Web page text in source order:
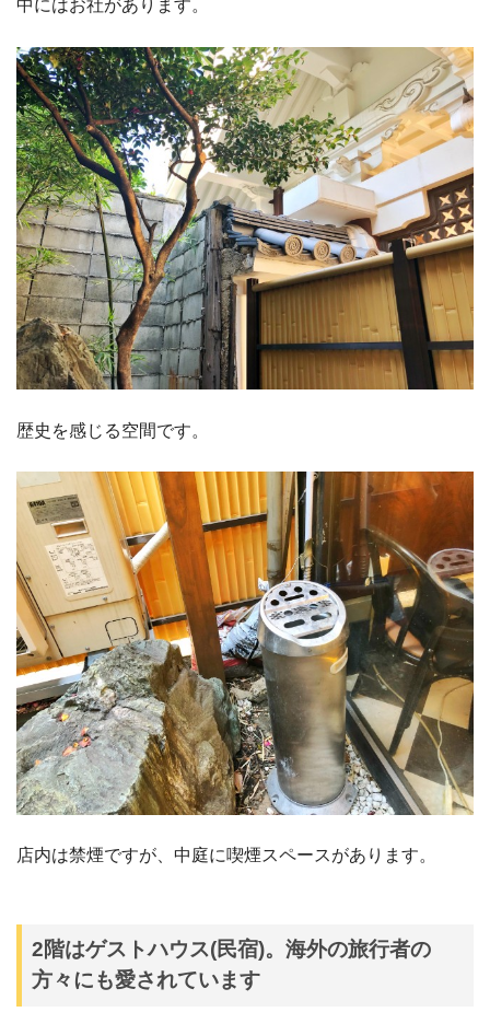
中にはお社があります。
歴史を感じる空間です。
店内は禁煙ですが、中庭に喫煙スペースがあります。
2階はゲストハウス(民宿)。海外の旅行者の
方々にも愛されています